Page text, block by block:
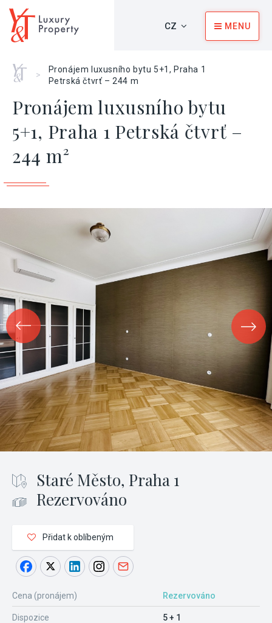
CZ MENU
Home
>
Pronájem luxusního bytu 5+1, Praha 1
Petrská čtvrť – 244 m
Pronájem luxusního bytu
5+1, Praha 1 Petrská čtvrť –
244 m²
Staré Město, Praha 1
Rezervováno
Přidat k oblíbeným
Cena (pronájem) Rezervováno
Dispozice 5 + 1